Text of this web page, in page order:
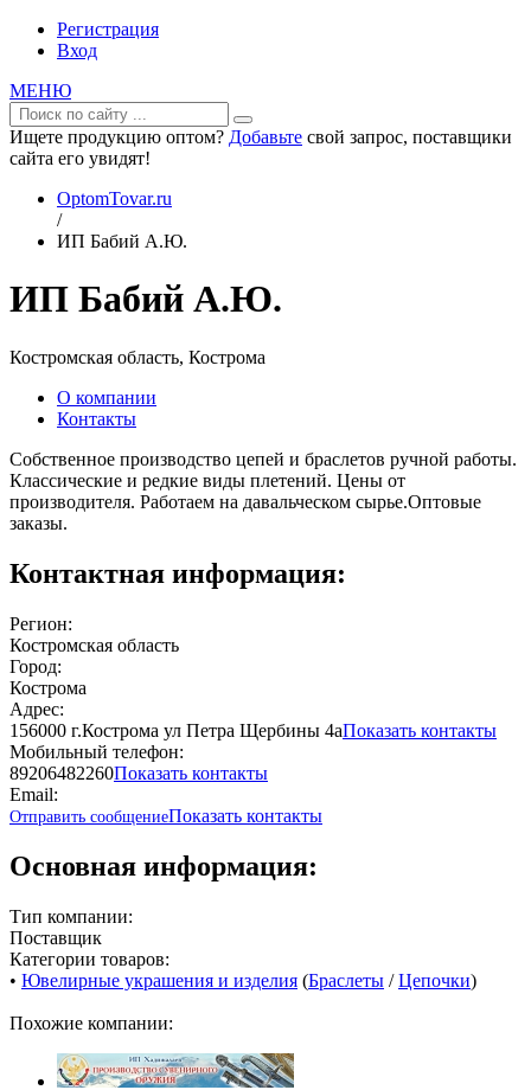
Регистрация
Вход
МЕНЮ
Ищете продукцию оптом? Добавьте свой запрос, поставщики
сайта его увидят!
OptomTovar.ru
/
ИП Бабий А.Ю.
ИП Бабий А.Ю.
Костромская область, Кострома
О компании
Контакты
Собственное производство цепей и браслетов ручной работы.
Классические и редкие виды плетений. Цены от
производителя. Работаем на давальческом сырье.Оптовые
заказы.
Контактная информация:
Регион:
Костромская область
Город:
Кострома
Адрес:
156000 г.Кострома ул Петра Щербины 4аПоказать контакты
Мобильный телефон:
89206482260Показать контакты
Email:
Отправить сообщениеПоказать контакты
Основная информация:
Тип компании:
Поставщик
Категории товаров:
• Ювелирные украшения и изделия (Браслеты /Цепочки)
Похожие компании: